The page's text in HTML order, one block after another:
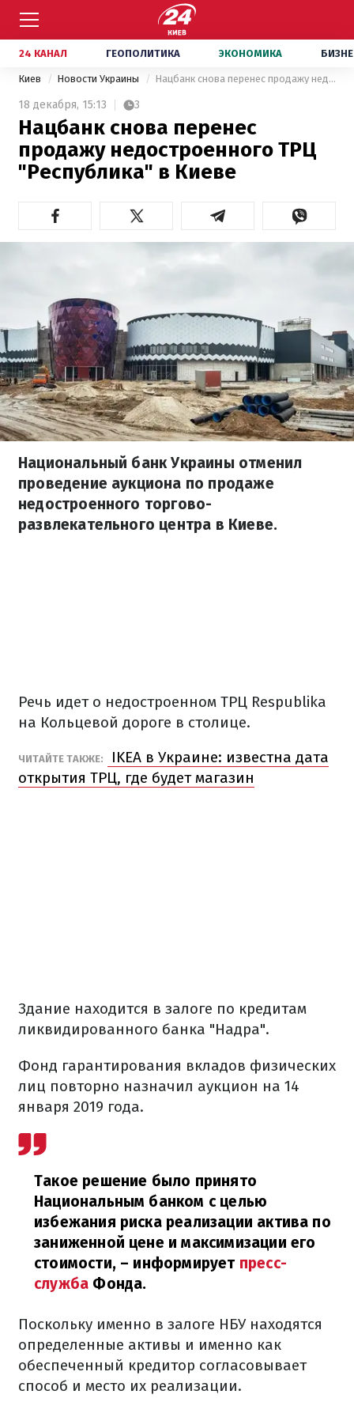
24 КАНАЛ ГЕОПОЛИТИКА ЭКОНОМИКА
Киев Новости Украины Нацбанк снова перенес продажу недостроенного ТРЦ "Республика" в Киеве
18 декабря, 15:13 3
Нацбанк снова перенес
продажу недостроенного ТРЦ
"Республика" в Киеве
Национальный банк Украины отменил
проведение аукциона по продаже
недостроенного торгово-
развлекательного центра в Киеве.
Речь идет о недостроенном ТРЦ Respublika
на Кольцевой дороге в столице.
ЧИТАЙТЕ ТАКЖЕ:
IKEA в Украине: известна дата
открытия ТРЦ, где будет магазин
Здание находится в залоге по кредитам
ликвидированного банка "Надра".
Фонд гарантирования вкладов физических
лиц повторно назначил аукцион на 14
января 2019 года.
Такое решение было принято
Национальным банком с целью
избежания риска реализации актива по
заниженной цене и максимизации его
стоимости, – информирует пресс-
служба Фонда.
Поскольку именно в залоге НБУ находятся
определенные активы и именно как
обеспеченный кредитор согласовывает
способ и место их реализации.